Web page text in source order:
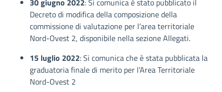
30 giugno 2022: Si comunica è stato pubblicato il
Decreto di modifica della composizione della
commissione di valutazione per l’area territoriale
Nord-Ovest 2, disponibile nella sezione Allegati.
15 luglio 2022: Si comunica che è stata pubblicata la
graduatoria finale di merito per l’Area Territoriale
Nord-Ovest 2